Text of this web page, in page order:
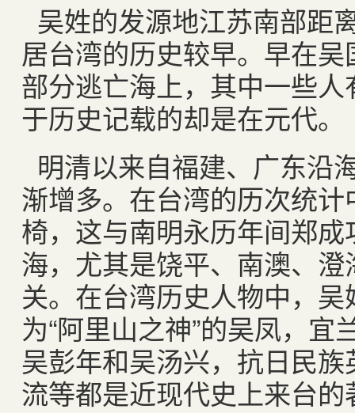
吴姓的发源地江苏南部距
居台湾的历史较早。早在
部分逃亡海上，其中一些
于历史记载的却是在元代。
明清以来自福建、广东沿
渐增多。在台湾的历次统
椅，这与南明永历年间郑
海，尤其是饶平、南澳、
关。在台湾历史人物中，
为“阿里山之神”的吴凤，
吴彭年和吴汤兴，抗日民
流等都是近现代史上来台